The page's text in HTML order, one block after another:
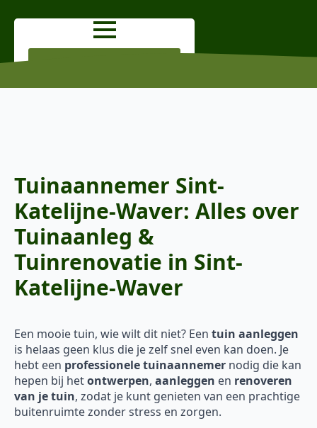
Tuinaannemer Sint-
Katelijne-Waver: Alles over
Tuinaanleg &
Tuinrenovatie in Sint-
Katelijne-Waver
Een mooie tuin, wie wilt dit niet? Een tuin aanleggen
is helaas geen klus die je zelf snel even kan doen. Je
hebt een professionele tuinaannemer nodig die kan
hepen bij hetontwerpen, aanleggen en renoveren
van je tuin, zodat je kunt genieten van een prachtige
buitenruimte zonder stress en zorgen.